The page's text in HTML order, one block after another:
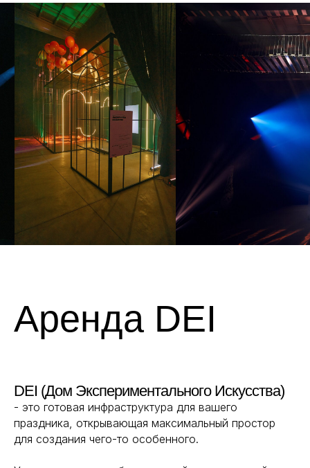
Аренда DEI
DEI (Дом Экспериментального Искусства)
- это готовая инфраструктура для вашего
праздника, открывающая максимальный простор
для создания чего-то особенного.